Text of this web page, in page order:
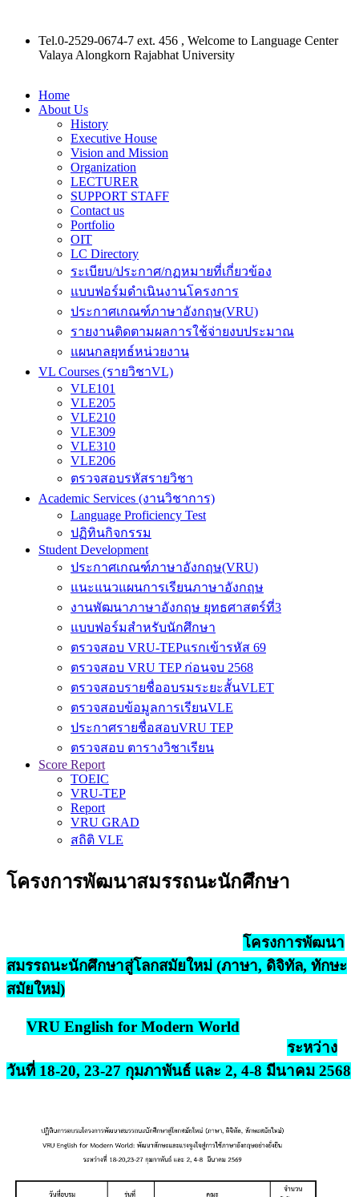
Tel.0-2529-0674-7 ext. 456 , Welcome to Language Center
Valaya Alongkorn Rajabhat University
Home
About Us
History
Executive House
Vision and Mission
Organization
LECTURER
SUPPORT STAFF
Contact us
Portfolio
OIT
LC Directory
ระเบียบ/ประกาศ/กฏหมายที่เกี่ยวข้อง
แบบฟอร์มดำเนินงานโครงการ
ประกาศเกณฑ์ภาษาอังกฤษ(VRU)
รายงานติดตามผลการใช้จ่ายงบประมาณ
แผนกลยุทธ์หน่วยงาน
VL Courses (รายวิชาVL)
VLE101
VLE205
VLE210
VLE309
VLE310
VLE206
ตรวจสอบรหัสรายวิชา
Academic Services (งานวิชาการ)
Language Proficiency Test
ปฏิทินกิจกรรม
Student Development
ประกาศเกณฑ์ภาษาอังกฤษ(VRU)
แนะแนวแผนการเรียนภาษาอังกฤษ
งานพัฒนาภาษาอังกฤษ ยุทธศาสตร์ที่3
แบบฟอร์มสำหรับนักศึกษา
ตรวจสอบ VRU-TEPแรกเข้ารหัส 69
ตรวจสอบ VRU TEP ก่อนจบ 2568
ตรวจสอบรายชื่ออบรมระยะสั้นVLET
ตรวจสอบข้อมูลการเรียนVLE
ประกาศรายชื่อสอบVRU TEP
ตรวจสอบ ตารางวิชาเรียน
Score Report
TOEIC
VRU-TEP
Report
VRU GRAD
สถิติ VLE
โครงการพัฒนาสมรรถนะนักศึกษา
โครงการพัฒนา
สมรรถนะนักศึกษาสู่โลกสมัยใหม่ (ภาษา, ดิจิทัล, ทักษะ
สมัยใหม่)
VRU English for Modern World
ระหว่าง
วันที่ 18-20, 23-27 กุมภาพันธ์ เเละ 2, 4-8 มีนาคม 2568